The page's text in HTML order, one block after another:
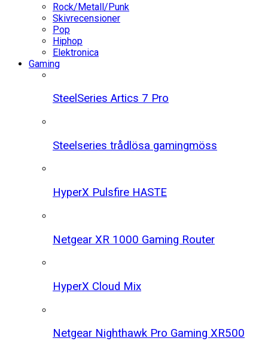
Rock/Metall/Punk
Skivrecensioner
Pop
Hiphop
Elektronica
Gaming
SteelSeries Artics 7 Pro
Steelseries trådlösa gamingmöss
HyperX Pulsfire HASTE
Netgear XR 1000 Gaming Router
HyperX Cloud Mix
Netgear Nighthawk Pro Gaming XR500